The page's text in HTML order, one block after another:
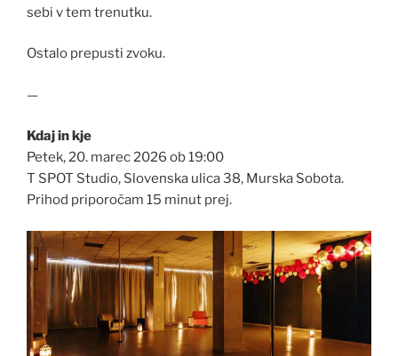
sebi v tem trenutku.
Ostalo prepusti zvoku.
—
Kdaj in kje
Petek, 20. marec 2026 ob 19:00
T SPOT Studio, Slovenska ulica 38, Murska Sobota.
Prihod priporočam 15 minut prej.